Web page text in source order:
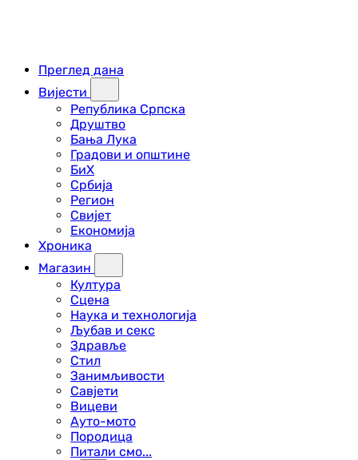
Преглед дана
Вијести
Република Српска
Друштво
Бања Лука
Градови и општине
БиХ
Србија
Регион
Свијет
Економија
Хроника
Магазин
Култура
Сцена
Наука и технологија
Љубав и секс
Здравље
Стил
Занимљивости
Савјети
Вицеви
Ауто-мото
Породица
Питали смо...